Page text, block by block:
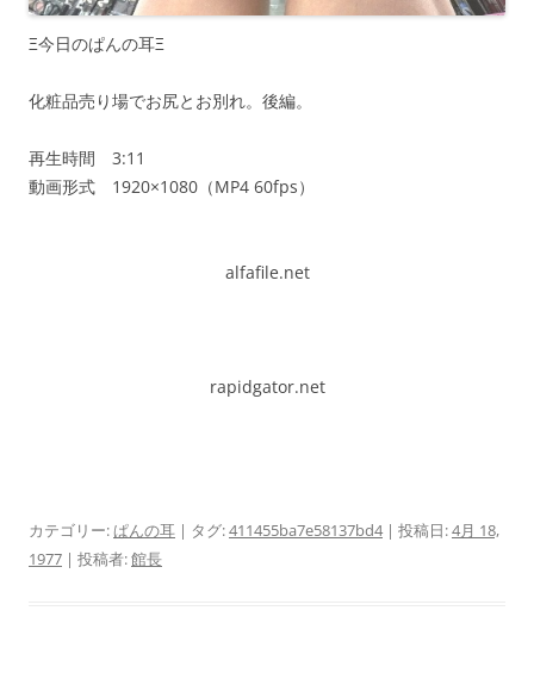
Ξ今日のぱんの耳Ξ
化粧品売り場でお尻とお別れ。後編。
再生時間 3:11
動画形式 1920×1080（MP4 60fps）
alfafile.net
rapidgator.net
カテゴリー:ぱんの耳 | タグ:411455ba7e58137bd4| 投稿日:4月 18,
1977 | 投稿者:館長